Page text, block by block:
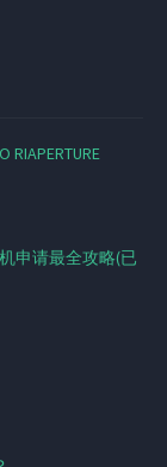
申请最全攻略(已